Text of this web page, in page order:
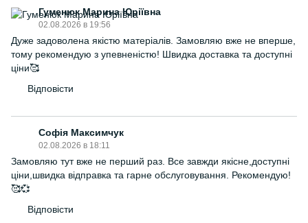
Гуменюк Марина Юріївна
02.08.2026 в 19:56
Дуже задоволена якістю матеріалів. Замовляю вже не вперше,
тому рекомендую з упевненістю! Швидка доставка та доступні
ціни🥰
Відповісти
Софія Максимчук
02.08.2026 в 18:11
Замовляю тут вже не перший раз. Все завжди якісне,доступні
ціни,швидка відправка та гарне обслуговування. Рекомендую!
🥰💞
Відповісти